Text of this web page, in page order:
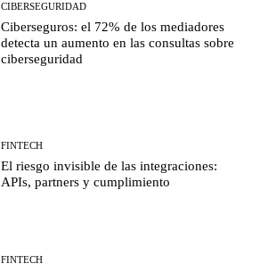
CIBERSEGURIDAD
Ciberseguros: el 72% de los mediadores
detecta un aumento en las consultas sobre
ciberseguridad
FINTECH
El riesgo invisible de las integraciones:
APIs, partners y cumplimiento
FINTECH